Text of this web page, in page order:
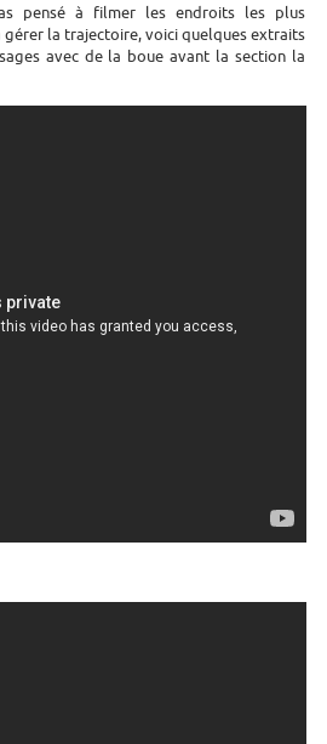
pensé à filmer les endroits les plus
la trajectoire, voici quelques extraits
avec de la boue avant la section la